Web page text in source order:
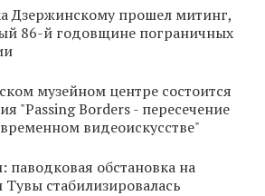
Дзержинскому прошел митинг,
86-й годовщине пограничных
музейном центре состоится
"Passing Borders - пересечение
видеоискусстве"
паводковая обстановка на
стабилизировалась